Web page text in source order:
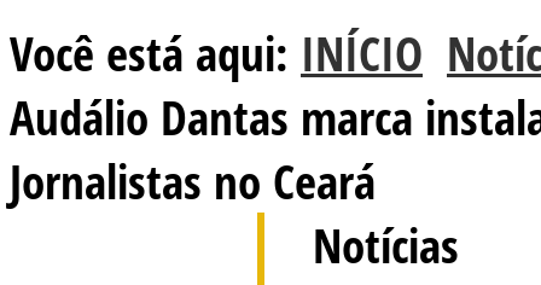
Você está aqui: INÍCIO
Audálio Dantas marca
Jornalistas no Ceará
Notícias